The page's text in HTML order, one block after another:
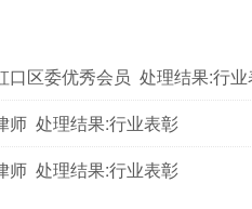
口区委优秀会员 处理结果:行
师 处理结果:行业表彰
师 处理结果:行业表彰